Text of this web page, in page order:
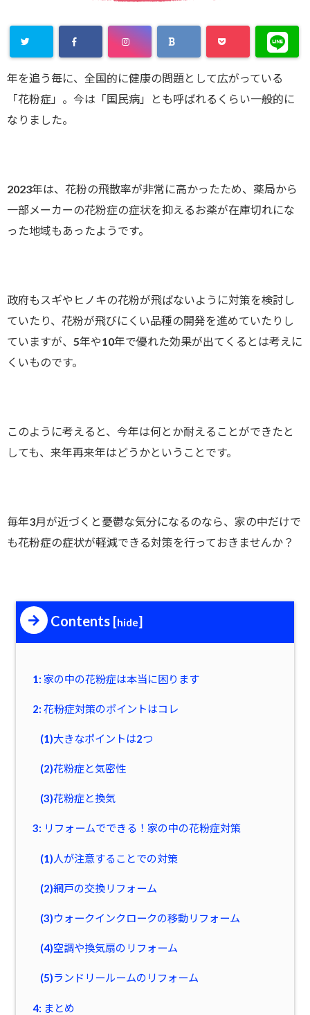
年を追う毎に、全国的に健康の問題として広がっている
「花粉症」。今は「国民病」とも呼ばれるくらい一般的に
なりました。
2023年は、花粉の飛散率が非常に高かったため、薬局から
一部メーカーの花粉症の症状を抑えるお薬が在庫切れにな
った地域もあったようです。
政府もスギやヒノキの花粉が飛ばないように対策を検討し
ていたり、花粉が飛びにくい品種の開発を進めていたりし
ていますが、5年や10年で優れた効果が出てくるとは考えに
くいものです。
このように考えると、今年は何とか耐えることができたと
しても、来年再来年はどうかということです。
毎年3月が近づくと憂鬱な気分になるのなら、家の中だけで
も花粉症の症状が軽減できる対策を行っておきませんか？
Contents [hide]
1: 家の中の花粉症は本当に困ります
2: 花粉症対策のポイントはコレ
(1)大きなポイントは2つ
(2)花粉症と気密性
(3)花粉症と換気
3: リフォームでできる！家の中の花粉症対策
(1)人が注意することでの対策
(2)網戸の交換リフォーム
(3)ウォークインクロークの移動リフォーム
(4)空調や換気扇のリフォーム
(5)ランドリールームのリフォーム
4: まとめ